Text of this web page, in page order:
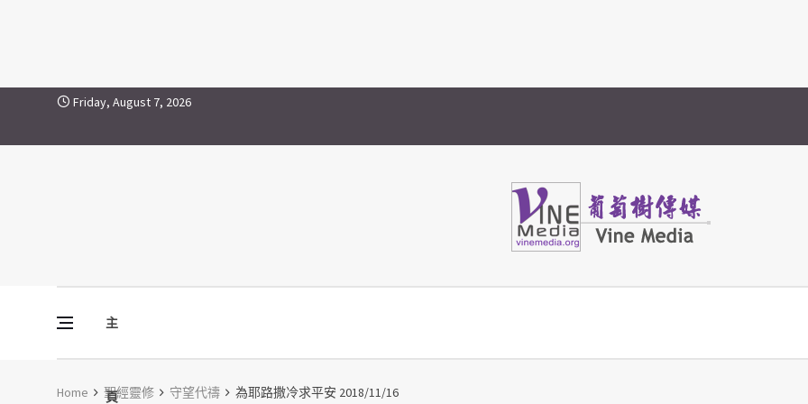
Skip to contentFriday, August 7, 2026
主
頁
Vine Media
葡萄樹傳媒
Home 聖經靈修 守望代禱 為耶路撒冷求平安 2018/11/16